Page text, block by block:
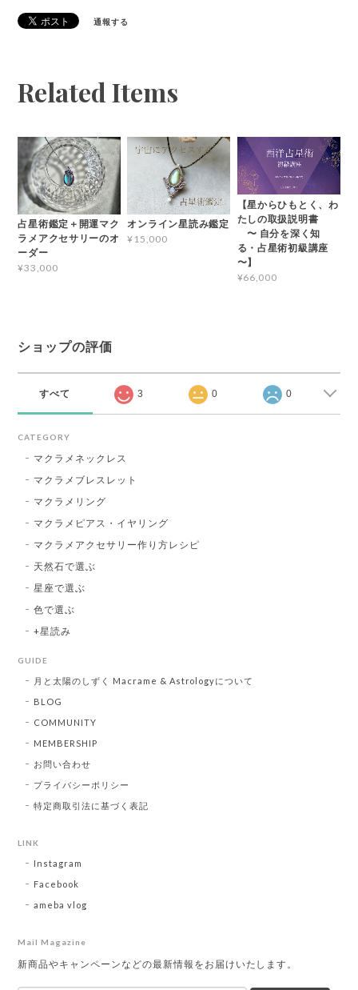
通報する
Related Items
占星術鑑定＋開運マク
ラメアクセサリーのオ
ーダー
¥33,000
オンライン星読み鑑定
¥15,000
【星からひもとく、わ
たしの取扱説明書
〜 自分を深く知
る・占星術初級講座
〜】
¥66,000
ショップの評価
すべて 3 0 0
CATEGORY
マクラメネックレス
マクラメブレスレット
マクラメリング
マクラメピアス・イヤリング
マクラメアクセサリー作り方レシピ
天然石で選ぶ
星座で選ぶ
色で選ぶ
+星読み
GUIDE
月と太陽のしずく Macrame & Astrologyについて
BLOG
COMMUNITY
MEMBERSHIP
お問い合わせ
プライバシーポリシー
特定商取引法に基づく表記
LINK
Instagram
Facebook
ameba vlog
Mail Magazine
新商品やキャンペーンなどの最新情報をお届けいたします。